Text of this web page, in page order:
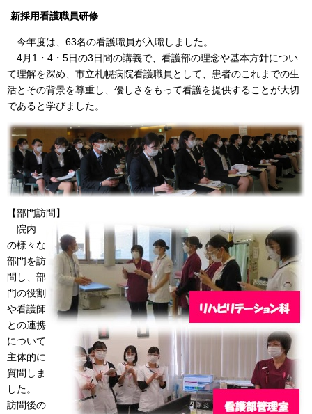
新採用看護職員研修
今年度は、63名の看護職員が入職しました。
4月1・4・5日の3日間の講義で、看護部の理念や基本方針につい
て理解を深め、市立札幌病院看護職員として、患者のこれまでの生
活とその背景を尊重し、優しさをもって看護を提供することが大切
であると学びました。
【部門訪問】
院内
の様々な
部門を訪
問し、部
門の役割
や看護師
との連携
について
主体的に
質問しま
した。
訪問後の